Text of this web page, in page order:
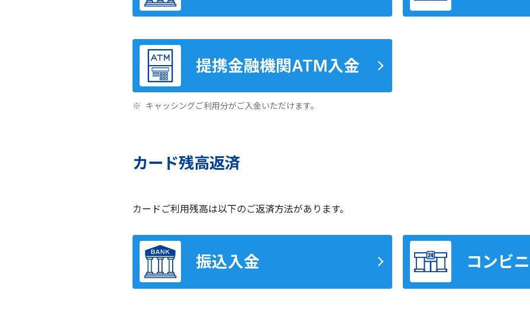
提携金融機関ATM入金
キャッシングご利用分がご入金いただけます。
カード残高返済
カードご利用残高は以下のご返済方法があります。
振込入金 コンビ